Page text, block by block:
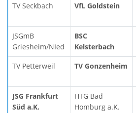
TV Seckbach VfL Goldstein
JSGmB
Griesheim/NIed
BSC
Kelsterbach
TV Petterweil TV Gonzenheim
JSG Frankfurt
Süd a.K.
HTG Bad
Homburg a.K.